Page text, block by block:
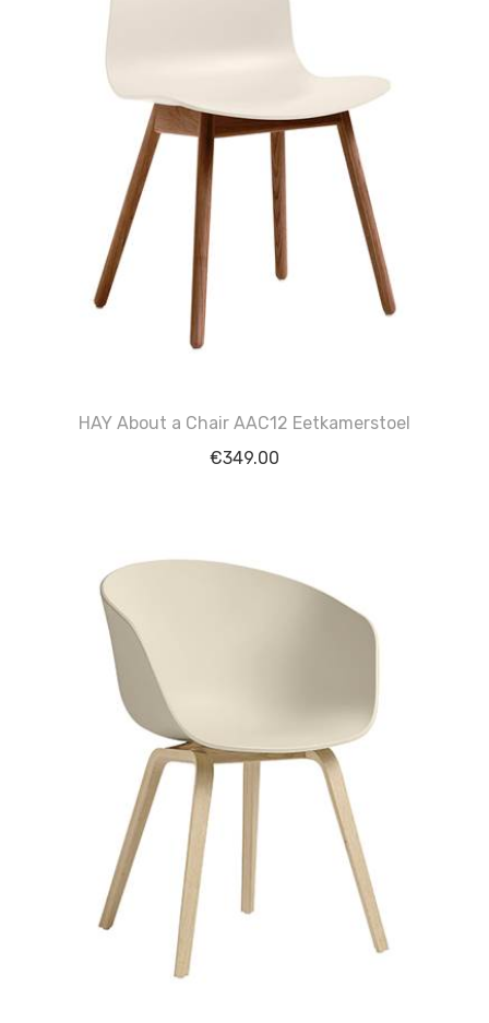
HAY About a Chair AAC12 Eetkamerstoel
€349.00